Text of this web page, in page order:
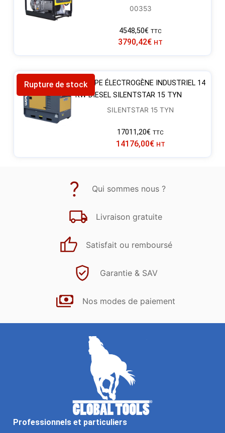
00353
4548,50€ TTC
3790,42€ HT
Rupture de stockGROUPE ÉLECTROGÈNE INDUSTRIEL 14
KW DIESEL SILENTSTAR 15 TYN
SILENTSTAR 15 TYN
17011,20€ TTC
14176,00€ HT
Qui sommes nous ?
Livraison gratuite
Satisfait ou remboursé
Garantie & SAV
Nos modes de paiement
Professionnels et particuliers